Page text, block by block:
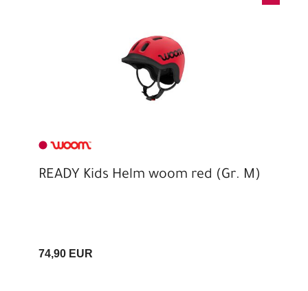
READY Kids Helm woom red (Gr. M)
74,90 EUR